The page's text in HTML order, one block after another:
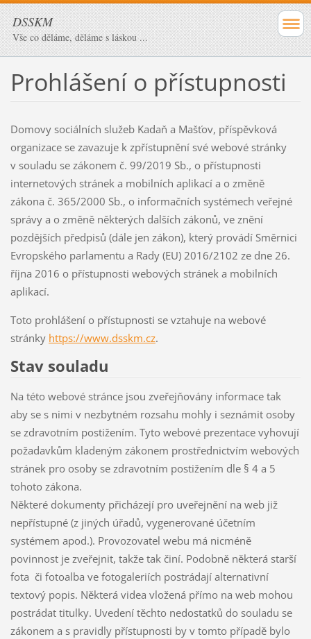
DSSKM
Vše co děláme, děláme s láskou ...
Prohlášení o přístupnosti
Domovy sociálních služeb Kadaň a Mašťov, příspěvková
organizace se zavazuje k zpřístupnění své webové stránky
v souladu se zákonem č. 99/2019 Sb., o přístupnosti
internetových stránek a mobilních aplikací a o změně
zákona č. 365/2000 Sb., o informačních systémech veřejné
správy a o změně některých dalších zákonů, ve znění
pozdějších předpisů (dále jen zákon), který provádí Směrnici
Evropského parlamentu a Rady (EU) 2016/2102 ze dne 26.
října 2016 o přístupnosti webových stránek a mobilních
aplikací.
Toto prohlášení o přístupnosti se vztahuje na webové
stránky https://www.dsskm.cz.
Stav souladu
Na této webové stránce jsou zveřejňovány informace tak
aby se s nimi v nezbytném rozsahu mohly i seznámit osoby
se zdravotním postižením. Tyto webové prezentace vyhovují
požadavkům kladeným zákonem prostřednictvím webových
stránek pro osoby se zdravotním postižením dle § 4 a 5
tohoto zákona.
Některé dokumenty přicházejí pro uveřejnění na web již
nepřístupné (z jiných úřadů, vygenerované účetním
systémem apod.). Provozovatel webu má nicméně
povinnost je zveřejnit, takže tak činí. Podobně některá starší
fota či fotoalba ve fotogaleriích postrádají alternativní
textový popis. Některá videa vložená přímo na web mohou
postrádat titulky. Uvedení těchto nedostatků do souladu se
zákonem a s pravidly přístupnosti by v tomto případě bylo